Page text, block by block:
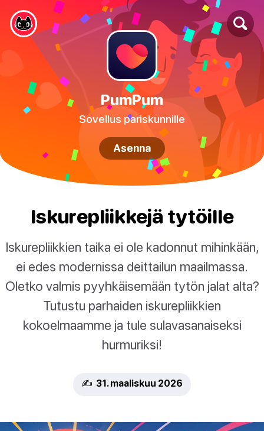
PumPum
Sovellus pariskunnille
Asenna
Iskurepliikkejä tytöille
Iskurepliikkien taika ei ole kadonnut mihinkään,
ei edes modernissa deittailun maailmassa.
Oletko valmis pyyhkäisemään tytön jalat alta?
Tutustu parhaiden iskurepliikkien
kokoelmaamme ja tule sulavasanaiseksi
hurmuriksi!
✍️ 31. maaliskuu 2026